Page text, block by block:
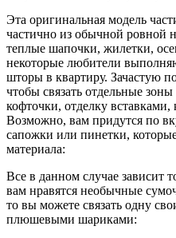
Эта оригинальная модель
частично из обычной ровной
теплые шапочки, жилетки,
некоторые любители
шторы в квартиру. Зачастую
чтобы связать отдельные
кофточки, отделку вставками,
Возможно, вам придутся по
сапожки или пинетки,
материала:
Все в данном случае зависит
вам нравятся необычные
то вы можете связать одну
плюшевыми шариками: